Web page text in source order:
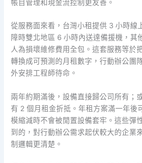
帳目管理和現金流控制更友善。
從服務面來看，台灣小租提供 3 小時線
障時雙北地區 6 小時內送達備援機，其
人為損壞維修費用全包。這套服務等於
轉換成可預測的月租數字，行動辦公團
外安排工程師待命。
兩年約期滿後，設備直接歸公司所有；
有 2 個月租金折抵。年租方案滿一年後
模縮減時不會被閒置設備套牢。這些彈
到的，對行動辦公需求起伏較大的企業
制邏輯更清楚。